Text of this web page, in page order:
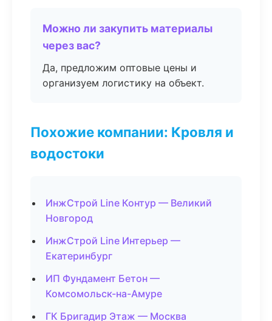
Можно ли закупить материалы
через вас?
Да, предложим оптовые цены и
организуем логистику на объект.
Похожие компании: Кровля и
водостоки
ИнжСтрой Line Контур — Великий
Новгород
ИнжСтрой Line Интерьер —
Екатеринбург
ИП Фундамент Бетон —
Комсомольск-на-Амуре
ГК Бригадир Этаж — Москва